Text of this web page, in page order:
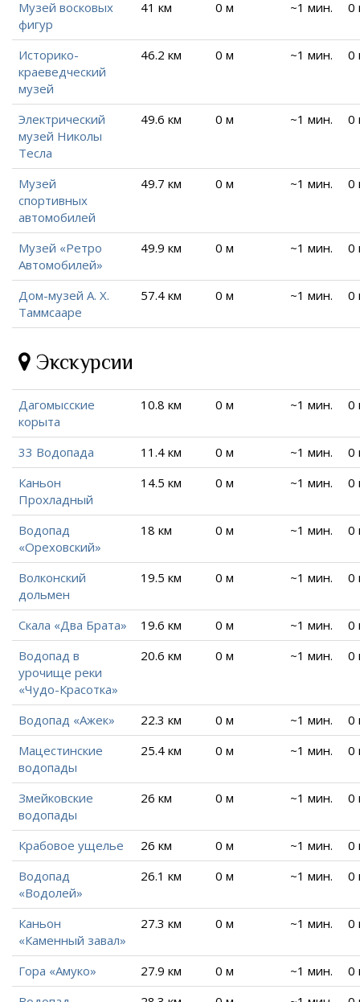
Музей восковых
фигур
41 км 0 м ~1 мин. 0
Историко-
краеведческий
музей
46.2 км 0 м ~1 мин. 0
Электрический
музей Николы
Тесла
49.6 км 0 м ~1 мин. 0
Музей
спортивных
автомобилей
49.7 км 0 м ~1 мин. 0
Музей «Ретро
Автомобилей»
49.9 км 0 м ~1 мин. 0
Дом-музей А. Х.
Таммсааре
57.4 км 0 м ~1 мин. 0
Экскурсии
Дагомысские
корыта
10.8 км 0 м ~1 мин. 0
33 Водопада 11.4 км 0 м ~1 мин.
0
Каньон
Прохладный
14.5 км 0 м ~1 мин. 0
Водопад
«Ореховский»
18 км 0 м ~1 мин. 0
Волконский
дольмен
19.5 км 0 м ~1 мин. 0
Скала «Два Брата» 19.6 км 0 м ~1 мин.
0
Водопад в
урочище реки
«Чудо-Красотка»
20.6 км 0 м ~1 мин. 0
Водопад «Ажек» 22.3 км 0 м ~1 мин.
0
Мацестинские
водопады
25.4 км 0 м ~1 мин. 0
Змейковские
водопады
26 км 0 м ~1 мин. 0
Крабовое ущелье 26 км 0 м ~1 мин.
0
Водопад
«Водолей»
26.1 км 0 м ~1 мин. 0
Каньон
«Каменный завал»
27.3 км 0 м ~1 мин. 0
Гора «Амуко» 27.9 км 0 м ~1 мин.
0